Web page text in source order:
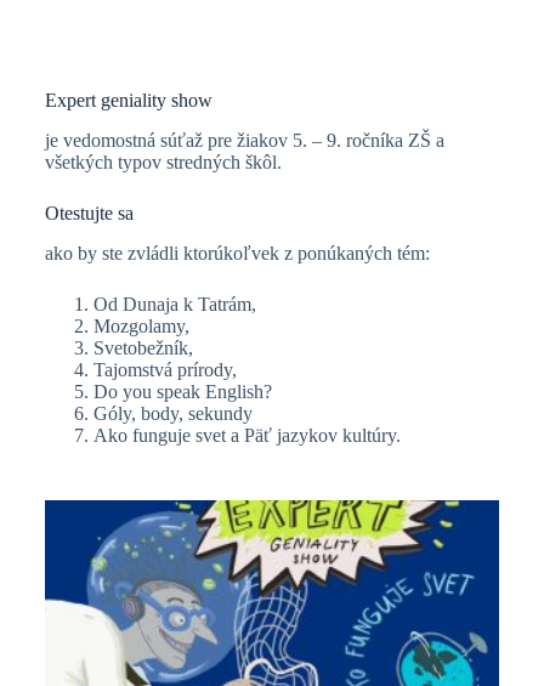
Expert geniality show
je vedomostná súťaž pre žiakov 5. – 9. ročníka ZŠ a
všetkých typov stredných škôl.
Otestujte sa
ako by ste zvládli ktorúkoľvek z ponúkaných tém:
Od Dunaja k Tatrám,
Mozgolamy,
Svetobežník,
Tajomstvá prírody,
Do you speak English?
Góly, body, sekundy
Ako funguje svet a Päť jazykov kultúry.